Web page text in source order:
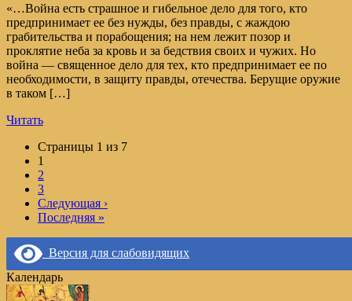
«…Война есть страшное и гибельное дело для того, кто
предпринимает ее без нужды, без правды, с жаждою
грабительства и порабощения; на нем лежит позор и
проклятие неба за кровь и за бедствия своих и чужих. Но
война — священное дело для тех, кто предпринимает ее по
необходимости, в защиту правды, отечества. Берущие оружие
в таком […]
Читать
Page
navigation
Страницы 1 из 7
Текущая
1
страница
2
страница
3
Следующая ›
Последняя »
Версия для слабовидящих
Календарь